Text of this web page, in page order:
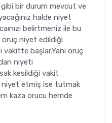
bir durum mevcut ve
halde niyet
belirtmeniz ile bu
oruç niyet edildiği
başlar.Yani oruç
niyeti
kesildiği vakit
niyet etmiş ise tutmak
kaza orucu hemde